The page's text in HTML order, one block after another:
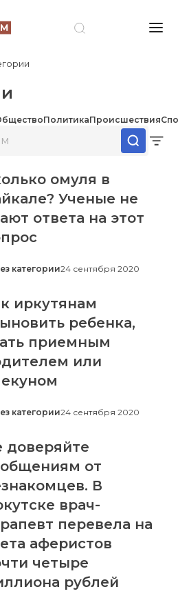
ПолитикаПроисшествия
омуля в
Ученые не
ответа на этот
категории24 сентября 2020
иркутянам
ребенка,
приемным
или
категории24 сентября 2020
доверяйте
от
В
врач-
перевела на
аферистов
четыре
рублей